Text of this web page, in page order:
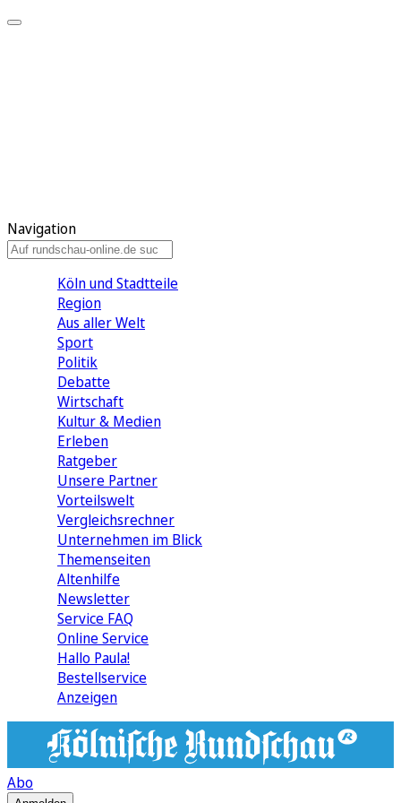
Navigation
Köln und Stadtteile
Region
Aus aller Welt
Sport
Politik
Debatte
Wirtschaft
Kultur & Medien
Erleben
Ratgeber
Unsere Partner
Vorteilswelt
Vergleichsrechner
Unternehmen im Blick
Themenseiten
Altenhilfe
Newsletter
Service FAQ
Online Service
Hallo Paula!
Bestellservice
Anzeigen
Abo